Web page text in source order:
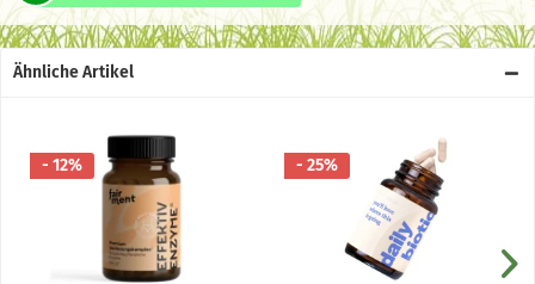
Ähnliche Artikel
- 12% - 25%